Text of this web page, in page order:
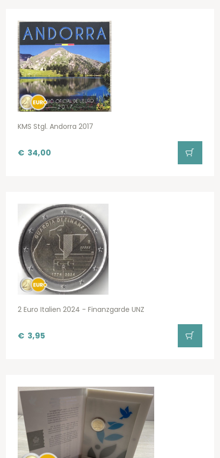
KMS Stgl. Andorra 2017
€ 34,00
2 Euro Italien 2024 - Finanzgarde UNZ
€ 3,95